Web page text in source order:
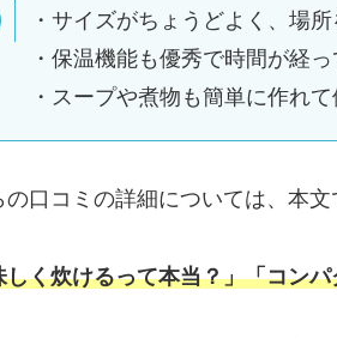
・サイズがちょうどよく、場
・保温機能も優秀で時間が経
・スープや煮物も簡単に作れて
の口コミの詳細については、本
しく炊けるって本当？」「コン